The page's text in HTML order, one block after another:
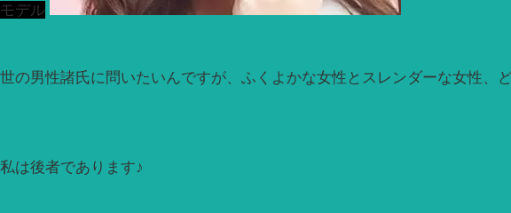
モデル
世の男性諸氏に問いたいんですが、ふくよかな女性とスレンダーな女性、
私は後者であります♪